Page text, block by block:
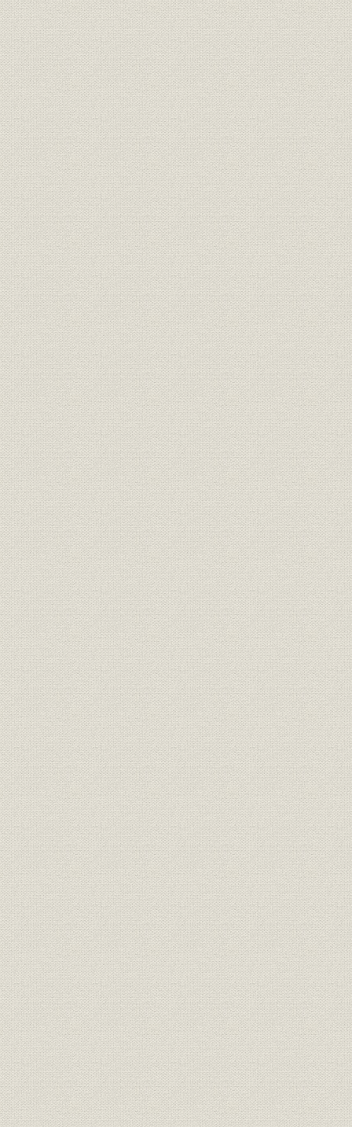
債券;業界
公社債の引受・売出および募
集・売出の取扱い状況
1970年(昭
(昭和57年
業界;シェア
山一主幹事取扱い状況(5年間推
移)
1977年(
(昭和56年
投資信託;シェア 4社投信年末純資産高
1970年(昭
56年)
投資信託;資産 山一証券投信年末純資産残高
1970年(昭
56年)
貯蓄;販売 証券貯蓄係販売額
1977年(昭
59年)
財形貯蓄;業界 財形口座数・寄託4社比較
1976年(
(昭和55年
海外事業;財務・業績
国際業務収益の推移 1981年9月
期の業績(本部、海外店合計) (1)
収支実績
1981年(
海外事業;財務・業績
国際業務収益の推移 1981年9月
期の業績(本部、海外店合計) (2)
店別収支(税引前経常損益)
1981年(昭
海外事業;シェア
国際業務収益の推移 1981年9月
期の業績(本部、海外店合計) (3)
4社中に占めるシェア
1981年(昭
海外事業;人事
国際関連人員数推移(年月日現在
外国部関係人員)
1973年(昭
年(昭和60
投資 出資関係 1973年(昭
投資;海外事業 国際関係投資額 1973年(昭
財務・業績;海外事業 海外現法の増資 骨子 1984年(
財務・業績;海外事業
海外現法の増資 その他現法の状
況
1984年(昭
海外事業;業界
海外現法の増資 増資現法の資本
金4社比較
1984年(昭
海外事業;経営
第44期下半期海外店評価基準
(案)
1984年(昭
情報システム
コンピュータ・センター・シス
[1984年(